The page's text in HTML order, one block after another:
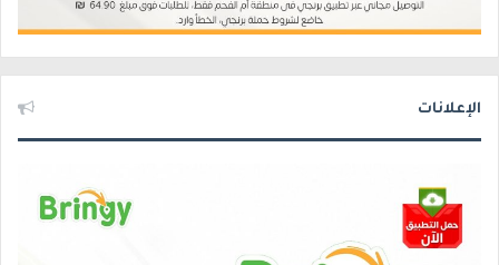
الإعلانات